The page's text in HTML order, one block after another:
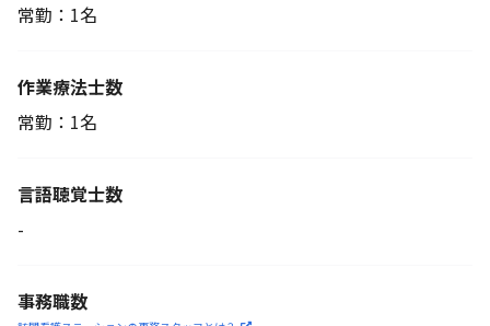
常勤：1名
作業療法士数
常勤：1名
言語聴覚士数
-
事務職数